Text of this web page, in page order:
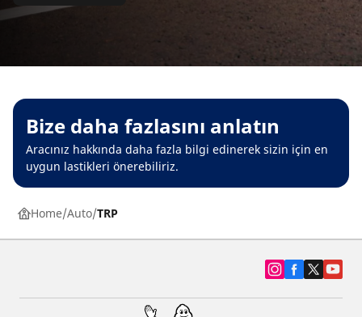
Bize daha fazlasını anlatın
Aracınız hakkında daha fazla bilgi edinerek sizin için en
uygun lastikleri önerebiliriz.
Home Auto TRP